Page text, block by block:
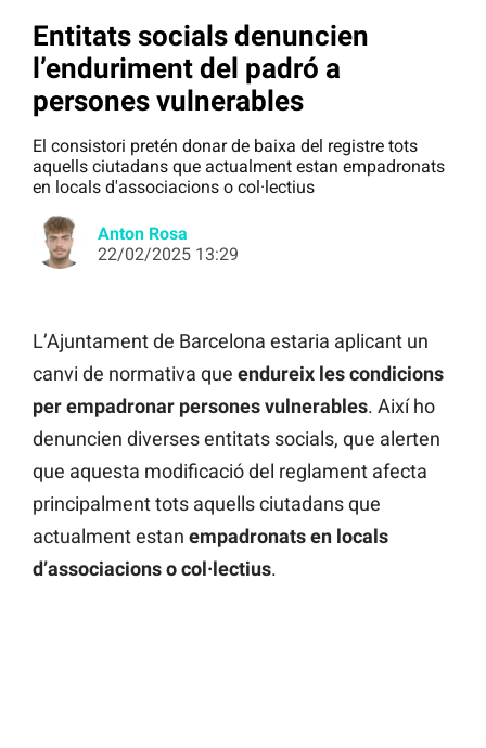
Entitats socials denuncien
l’enduriment del padró a
persones vulnerables
El consistori pretén donar de baixa del registre tots
aquells ciutadans que actualment estan empadronats
en locals d'associacions o col·lectius
Anton Rosa
22/02/2025 13:29
L’Ajuntament de Barcelona estaria aplicant un
canvi de normativa que endureix les condicions
per empadronar persones vulnerables. Així ho
denuncien diverses entitats socials, que alerten
que aquesta modificació del reglament afecta
principalment tots aquells ciutadans que
actualment estan empadronats en locals
d’associacions o col·lectius.